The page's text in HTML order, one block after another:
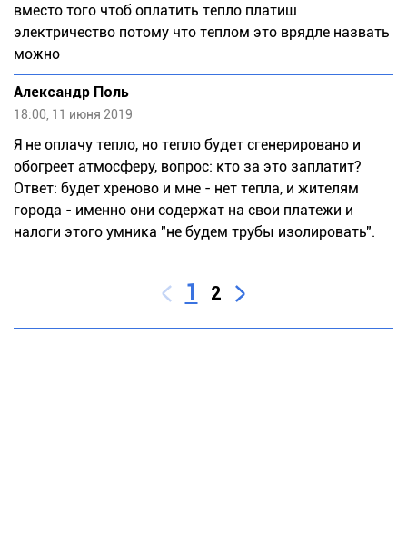
вместо того чтоб оплатить тепло платиш
электричество потому что теплом это врядле назвать
можно
Александр Поль
18:00, 11 июня 2019
Я не оплачу тепло, но тепло будет сгенерировано и
обогреет атмосферу, вопрос: кто за это заплатит?
Ответ: будет хреново и мне - нет тепла, и жителям
города - именно они содержат на свои платежи и
налоги этого умника "не будем трубы изолировать".
1 2